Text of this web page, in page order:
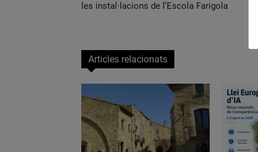
les instal·lacions de l’Escola Farigola
Articles relacionats